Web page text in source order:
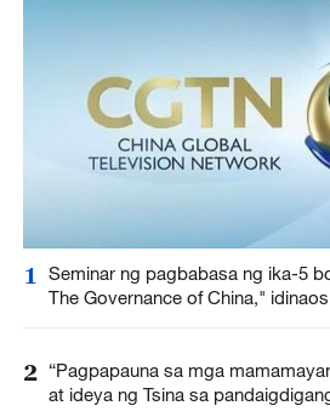
1
Seminar ng pagbabasa ng ika-5
The Governance of China,"
2 “Pagpapauna sa mga
at ideya ng Tsina sa